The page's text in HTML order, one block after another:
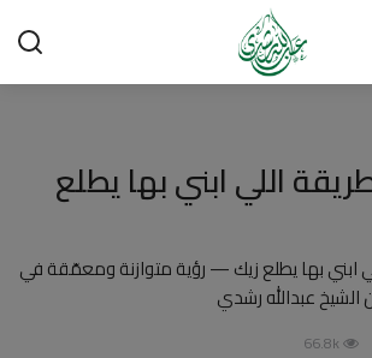
اللي ابني بها يطلع
ابني بها يطلع زيك — رؤية متوازنة ومعمّقة في
عبدالله رشدي